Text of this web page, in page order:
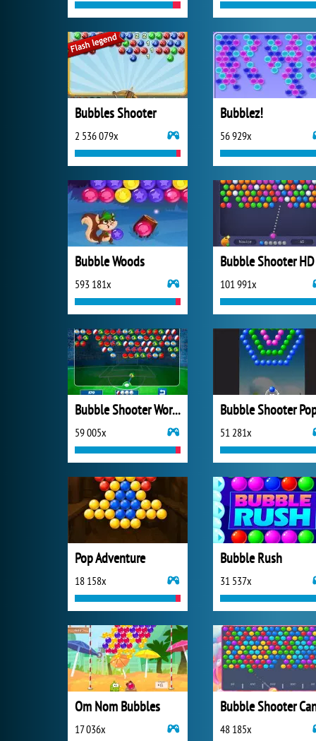
Bubbles Shooter
2 536 079x
Bubblez!
56 929x
Bubble Woods
593 181x
Bubble Shooter
101 991x
Bubble Shooter World Cup
59 005x
Bubble Shooter
51 281x
Pop Adventure
18 158x
Bubble Rush
31 537x
Om Nom Bubbles
17 036x 48 185x